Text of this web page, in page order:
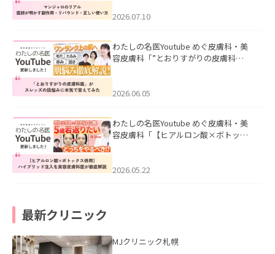
た。
2026.07.10
わたしの名医Youtube めぐ皮膚科・美
容皮膚科「”とおりすがりの皮膚科
2026.06.05
わたしの名医Youtube めぐ皮膚科・美
容皮膚科「【ヒアルロン酸×ボトック
た。
2026.05.22
最新クリニック
MJクリニック札幌